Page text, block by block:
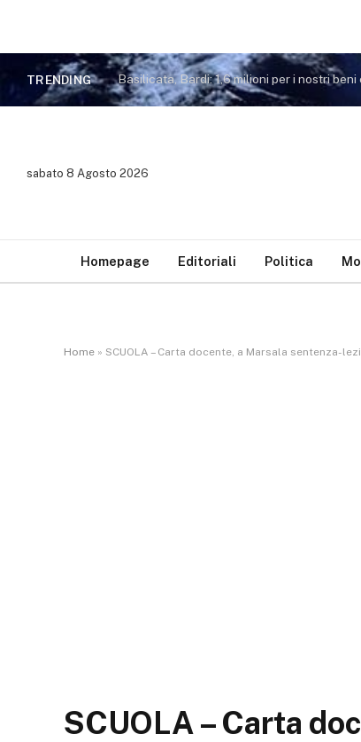
TRENDING Basilicata, Bardi: 1,6 milioni per i nostri
sabato 8 Agosto 2026
Homepage Editoriali Politica
Home » SCUOLA – Carta docente, a Marsala sentenza-
SCUOLA – Carta